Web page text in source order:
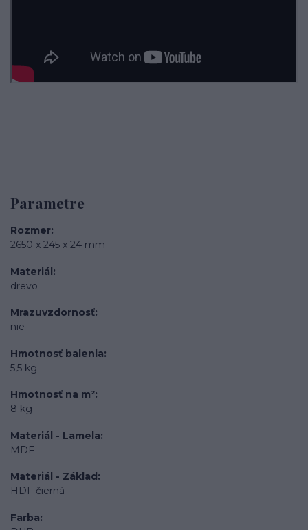
Parametre
Rozmer
2650 x 245 x 24 mm
Materiál
drevo
Mrazuvzdornosť
nie
Hmotnosť balenia
5,5 kg
Hmotnosť na m²
8 kg
Materiál - Lamela
MDF
Materiál - Základ
HDF čierná
Farba